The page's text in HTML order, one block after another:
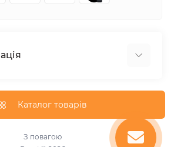
від можливих забруднень,
прокладки та інші деталі.
Каталог товарів
З повагою